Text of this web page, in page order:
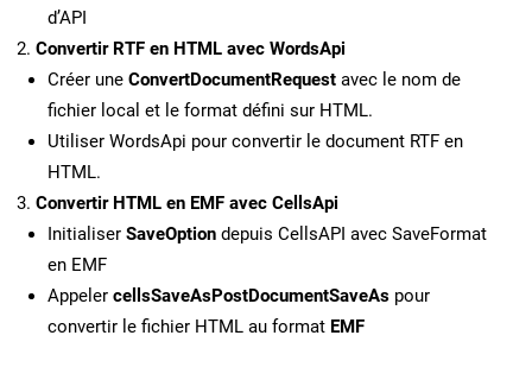
d’API
Convertir RTF en HTML avec WordsApi
Créer une ConvertDocumentRequest avec le nom de
fichier local et le format défini sur HTML.
Utiliser WordsApi pour convertir le document RTF en
HTML.
Convertir HTML en EMF avec CellsApi
Initialiser SaveOption depuis CellsAPI avec SaveFormat
en EMF
Appeler cellsSaveAsPostDocumentSaveAs pour
convertir le fichier HTML au format EMF